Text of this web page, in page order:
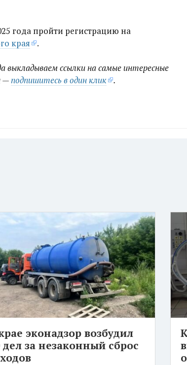
года пройти регистрацию на
края
.
выкладываем ссылки на самые интересные
— подпишитесь в один клик .
эконадзор возбудил
дел за незаконный сброс